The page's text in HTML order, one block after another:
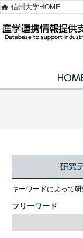
信州大学HOME
キーワードによって
フリーワード